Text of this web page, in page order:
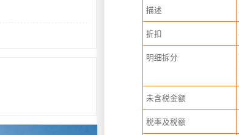
描述
折扣
明细拆分
未含税金额
税率及税额